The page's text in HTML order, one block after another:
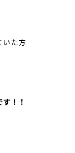
いた方
！！